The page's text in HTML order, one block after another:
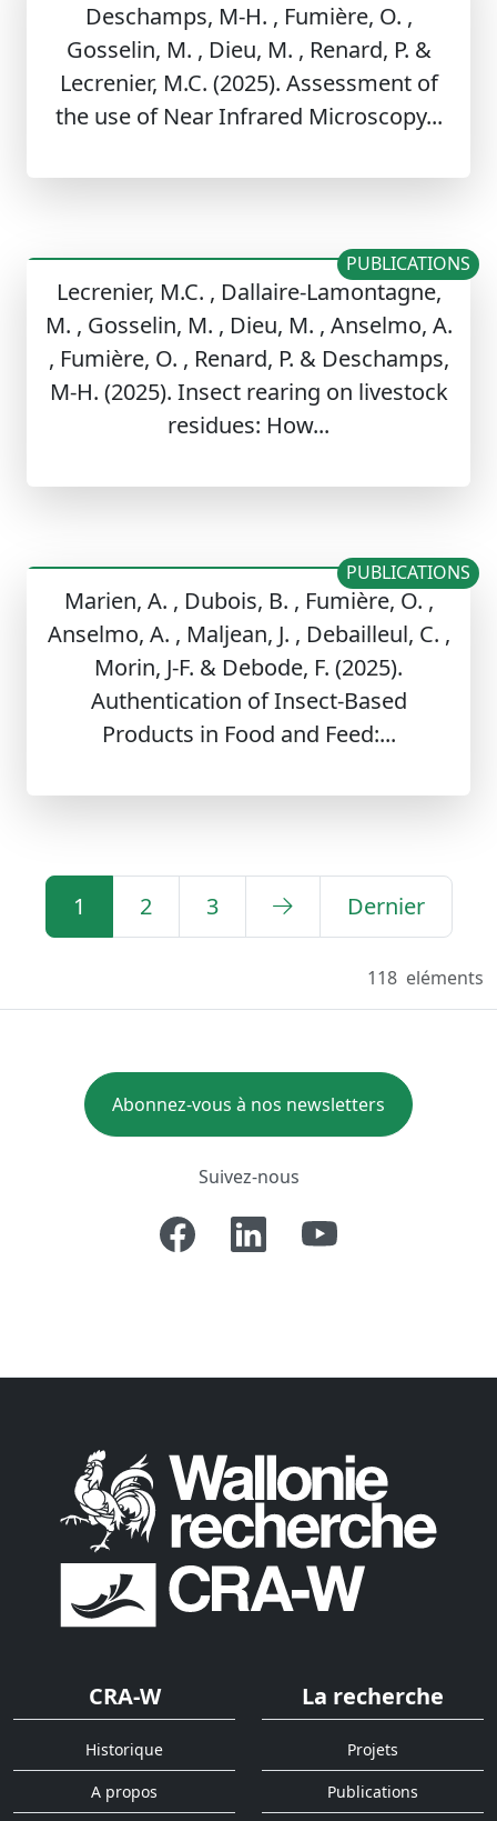
Deschamps, M-H. , Fumière, O. ,
Gosselin, M. , Dieu, M. , Renard, P. &
Lecrenier, M.C. (2025). Assessment of
the use of Near Infrared Microscopy...
Lecrenier, M.C. , Dallaire-Lamontagne,
M. , Gosselin, M. , Dieu, M. , Anselmo, A.
, Fumière, O. , Renard, P. & Deschamps,
M-H. (2025). Insect rearing on livestock
residues: How...
PUBLICATIONS
Marien, A. , Dubois, B. , Fumière, O. ,
Anselmo, A. , Maljean, J. , Debailleul, C. ,
Morin, J-F. & Debode, F. (2025).
Authentication of Insect-Based
Products in Food and Feed:...
PUBLICATIONS
1 2 3 Dernier
118 eléments
Abonnez-vous à nos newsletters
Suivez-nous
CRA-W
Historique
A propos
La recherche
Projets
Publications